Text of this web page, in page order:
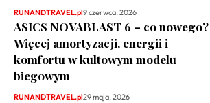
RUNANDTRAVEL.pl9 czerwca, 2026
ASICS NOVABLAST 6 – co nowego?
Więcej amortyzacji, energii i
komfortu w kultowym modelu
biegowym
RUNANDTRAVEL.pl29 maja, 2026